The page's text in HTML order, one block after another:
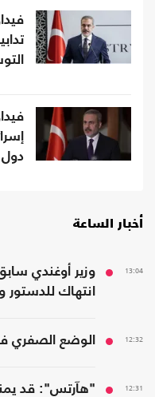
دول
أخبار الساعة
13:04
وزير أوغندي
انتهاك للدستور
12:32 الوضع
12:31
"هآرتس": قد يمنح